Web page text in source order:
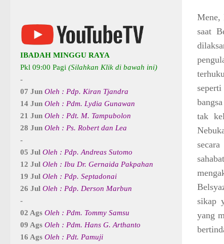
Mene,
saat
tak
sikap
yang
IBADAH MINGGU RAYA
Pkl 09:00 Pagi (Silahkan Klik di bawah ini)
-
07 Jun Oleh : Pdp. Kiran Tjandra
14 Jun Oleh : Pdm. Lydia Gunawan
21 Jun Oleh : Pdt. M. Tampubolon
28 Jun Oleh : Ps. Robert dan Lea
-
05 Jul Oleh : Pdp. Andreas Sutomo
12 Jul Oleh : Ibu Dr. Gernaida Pakpahan
19 Jul Oleh : Pdp. Septadonai
26 Jul Oleh : Pdp. Derson Marbun
-
02 Ags Oleh : Pdm. Tommy Samsu
09 Ags Oleh : Pdm. Hans G. Arthanto
16 Ags Oleh : Pdt. Pamuji